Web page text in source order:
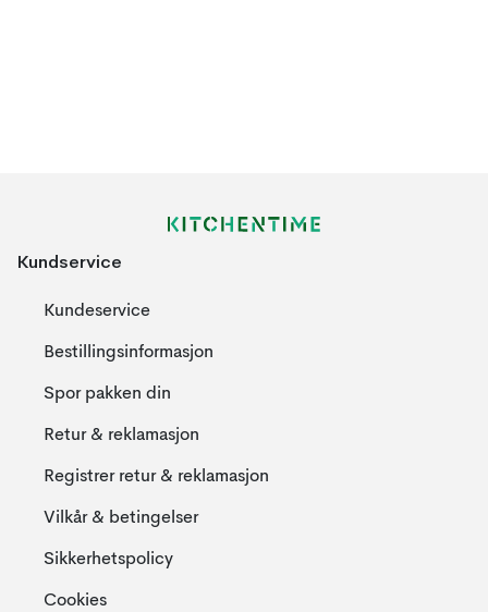
Kundservice
Kundeservice
Bestillingsinformasjon
Spor pakken din
Retur & reklamasjon
Registrer retur & reklamasjon
Vilkår & betingelser
Sikkerhetspolicy
Cookies